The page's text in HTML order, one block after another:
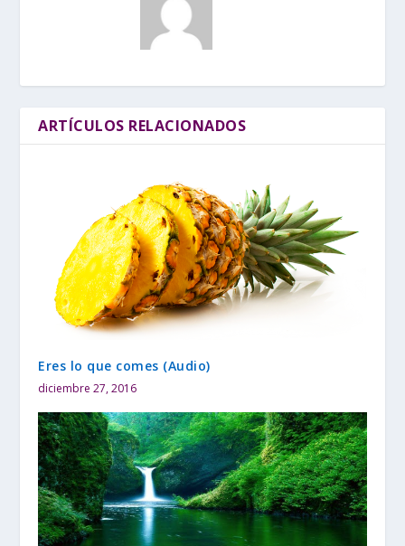
ARTÍCULOS RELACIONADOS
Eres lo que comes (Audio)
diciembre 27, 2016